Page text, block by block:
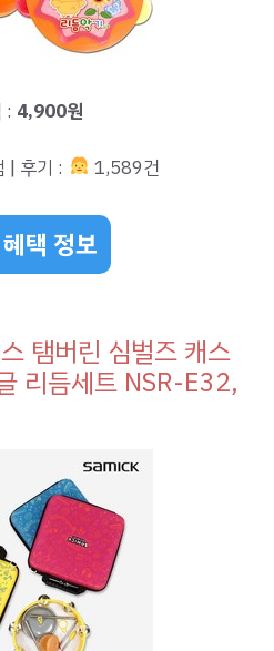
: 4,900원
후기 : 1,589건
택 정보
탬버린 심벌즈 캐스
리듬세트 NSR-E32,